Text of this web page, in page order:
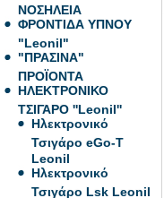
ΝΟΣΗΛΕΙΑ
ΦΡΟΝΤΙΔΑ ΥΠΝΟΥ
"Leonil"
"ΠΡΑΣΙΝΑ"
ΠΡΟΪΟΝΤΑ
ΗΛΕΚΤΡΟΝΙΚΟ
ΤΣΙΓΑΡΟ ''Leonil''
Ηλεκτρονικό
Τσιγάρο eGo-T
Leonil
Ηλεκτρονικό
Τσιγάρο Lsk Leonil